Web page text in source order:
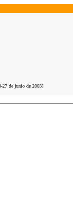
27 de junio de 2003]